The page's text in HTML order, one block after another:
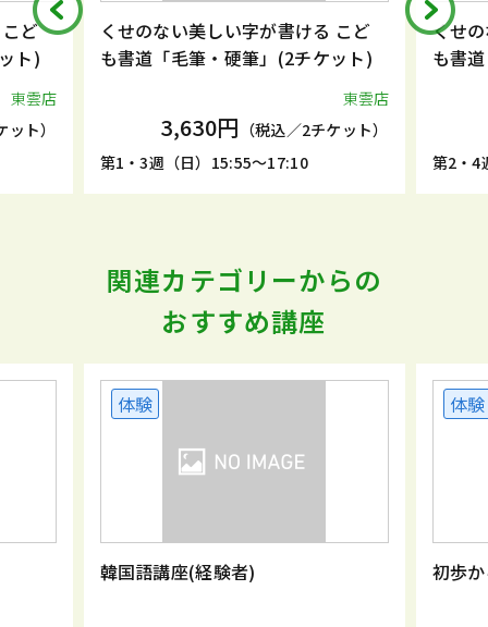
ど
ト)
東雲店
ト）
くせのない美しい字が書ける こど
も書道「毛筆・硬筆」(2チケット)
東雲店
3,630円 （税込／2チケット）
第1・3週（日）15:55～17:10
くせ
も書
第2・4
関連カテゴリーからの
おすすめ講座
体験
韓国語講座(経験者)
体験
初歩